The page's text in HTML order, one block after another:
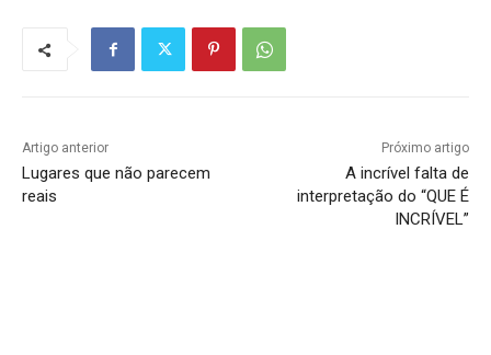
Artigo anterior
Lugares que não parecem
reais
Próximo artigo
A incrível falta de
interpretação do “QUE É
INCRÍVEL”